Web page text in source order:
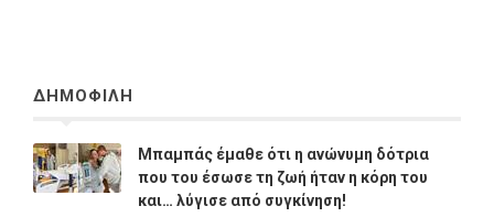
ΔΗΜΟΦΙΛΗ
Μπαμπάς έμαθε ότι η ανώνυμη δότρια
που του έσωσε τη ζωή ήταν η κόρη του
και… λύγισε από συγκίνηση!